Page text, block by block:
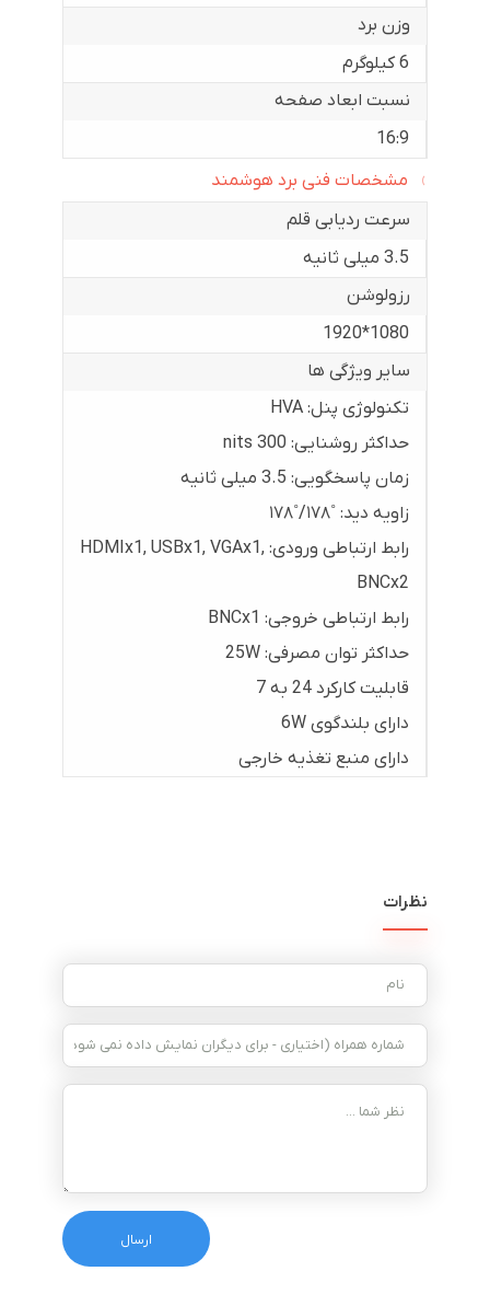
وزن برد
6 کیلوگرم
نسبت ابعاد صفحه
16:9
مشخصات فنی برد هوشمند
سرعت ردیابی قلم
3.5 میلی ثانیه
رزولوشن
1080*1920
سایر ویژگی ها
تکنولوژی پنل: HVA
حداکثر روشنایی: 300 nits
زمان پاسخگویی: 3.5 میلی ثانیه
زاویه دید: ˚۱۷۸/˚۱۷۸
رابط ارتباطی ورودی: HDMIx1, USBx1, VGAx1,
BNCx2
رابط ارتباطی خروجی: BNCx1
حداکثر توان مصرفی: 25W
قابلیت کارکرد 24 به 7
دارای بلندگوی 6W
دارای منبع تغذیه خارجی
نظرات